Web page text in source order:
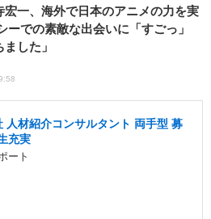
宏一、海外で日本のアニメの力を実
ーでの素敵な出会いに「すごっ」
ました」
人材紹介コンサルタント 両手型 募
充実
ート